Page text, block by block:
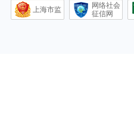
上海市监
网络社会
征信网